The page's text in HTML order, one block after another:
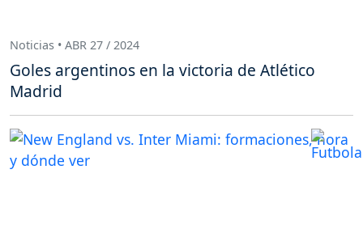
Noticias • ABR 27 / 2024
Goles argentinos en la victoria de Atlético
Madrid